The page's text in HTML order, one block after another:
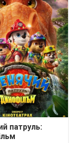
патруль: